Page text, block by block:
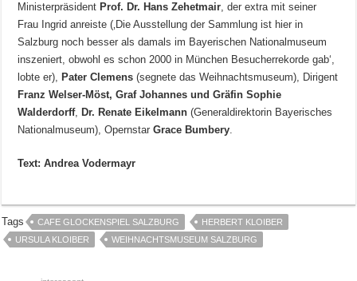
Ministerpräsident Prof. Dr. Hans Zehetmair, der extra mit seiner
Frau Ingrid anreiste (‚Die Ausstellung der Sammlung ist hier in
Salzburg noch besser als damals im Bayerischen Nationalmuseum
inszeniert, obwohl es schon 2000 in München Besucherrekorde gab‘,
lobte er), Pater Clemens (segnete das Weihnachtsmuseum), Dirigent
Franz Welser-Möst, Graf Johannes und Gräfin Sophie
Walderdorff, Dr. Renate Eikelmann (Generaldirektorin Bayerisches
Nationalmuseum), OpernstarGrace Bumbery.
Text: Andrea Vodermayr
Tags CAFE GLOCKENSPIEL SALZBURG
HERBERT KLOIBER
URSULA KLOIBER
WEIHNACHTSMUSEUM SALZBURG